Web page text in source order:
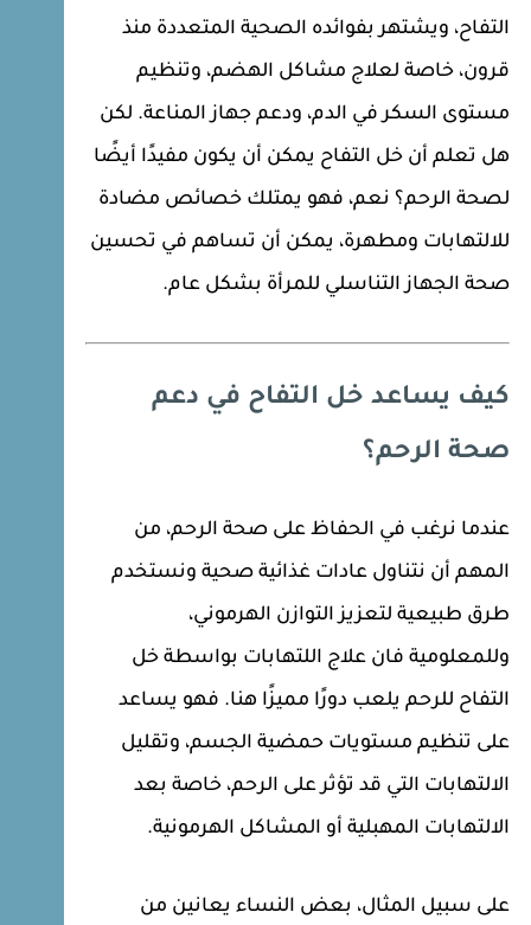
التفاح، ويشتهر بفوائده الصحية المتعددة منذ
قرون، خاصة لعلاج مشاكل الهضم، وتنظيم
مستوى السكر في الدم، ودعم جهاز المناعة. لكن
هل تعلم أن خل التفاح يمكن أن يكون مفيدًا أيضًا
لصحة الرحم؟ نعم، فهو يمتلك خصائص مضادة
للالتهابات ومطهرة، يمكن أن تساهم في تحسين
صحة الجهاز التناسلي للمرأة بشكل عام.
كيف يساعد خل التفاح في دعم
صحة الرحم؟
عندما نرغب في الحفاظ على صحة الرحم، من
المهم أن نتناول عادات غذائية صحية ونستخدم
طرق طبيعية لتعزيز التوازن الهرموني،
وللمعلومية فان علاج اللتهابات بواسطة خل
التفاح للرحم يلعب دورًا مميزًا هنا. فهو يساعد
على تنظيم مستويات حمضية الجسم، وتقليل
الالتهابات التي قد تؤثر على الرحم، خاصة بعد
الالتهابات المهبلية أو المشاكل الهرمونية.
على سبيل المثال، بعض النساء يعانين من